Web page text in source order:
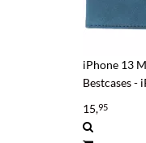
iPhone 13
Bestcases -
15,95